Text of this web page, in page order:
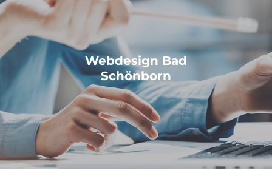
Webdesign Bad
Schönborn